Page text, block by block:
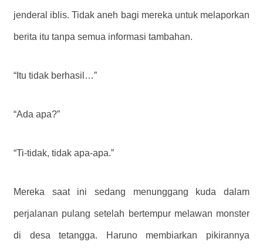
jenderal iblis. Tidak aneh bagi mereka untuk melaporkan
berita itu tanpa semua informasi tambahan.
“Itu tidak berhasil…”
“Ada apa?”
“Ti-tidak, tidak apa-apa.”
Mereka saat ini sedang menunggang kuda dalam
perjalanan pulang setelah bertempur melawan monster
di desa tetangga. Haruno membiarkan pikirannya